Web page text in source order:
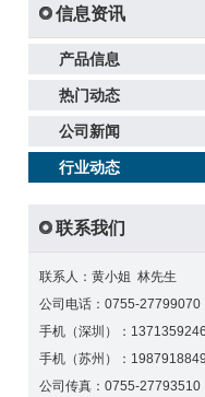
信息资讯
产品信息
热门动态
公司新闻
行业动态
联系我们
联系人：黄小姐 林先生
公司电话：0755-27799070
手机（深圳）：
手机（苏州）：
公司传真：0755-27793510